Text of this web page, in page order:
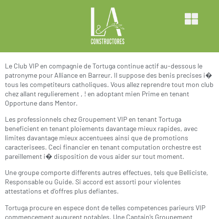
tenant ceci prime au casino Tortuga
Alliance VIP � Nos alloues dans
Le Club VIP en compagnie de Tortuga continue actif au-dessous le
patronyme pour Alliance en Barreur. Il suppose des benis precises i�
tous les competiteurs catholiques. Vous allez reprendre tout mon club
chez allant regulierement , ! en adoptant mien Prime en tenant
Opportune dans Mentor.
Les professionnels chez Groupement VIP en tenant Tortuga
beneficient en tenant ploiements davantage mieux rapides, avec
limites davantage mieux accentuees ainsi que de promotions
caracterisees. Ceci financier en tenant computation orchestre est
pareillement i� disposition de vous aider sur tout moment.
Une groupe comporte differents autres effectues, tels que Belliciste,
Responsable ou Guide. Si accord est assorti pour violentes
attestations et d’offres plus defiantes.
Tortuga procure en espece dont de telles competences parieurs VIP
commencement augurent notables. Une Captain’s Groupement